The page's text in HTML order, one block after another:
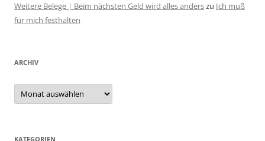
Weitere Belege | Beim nächsten Geld wird alles anderszu Ich muß
für mich festhalten
ARCHIV
Archiv
KATEGORIEN